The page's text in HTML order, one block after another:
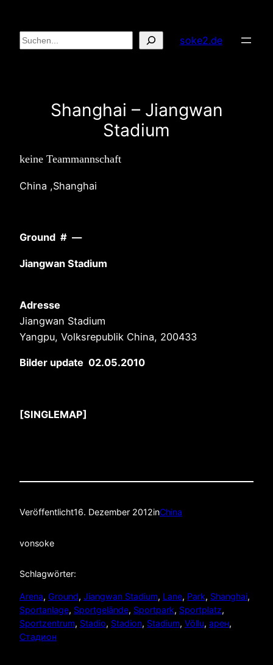
Inhalt
springen
Suchen soke2.de
Shanghai – Jiangwan
Stadium
keine Teammannschaft
China ,Shanghai
Ground # —
Jiangwan Stadium
Adresse
Jiangwan Stadium
Yangpu, Volksrepublik China, 200433
Bilder update 02.05.2010
[SINGLEMAP]
Veröffentlicht16. Dezember 2012inChina
vonsoke
Schlagwörter:
Arena, Ground, Jiangwan Stadium, Lane, Park, Shanghai
Sportanlage, Sportgelände, Sportpark, Sportplatz
Sportzentrum, Stadio, Stadion, Stadium, Völlu, арен
Стадион